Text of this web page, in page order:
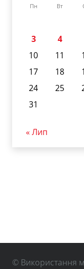
Пн Вт
3
4
10
11
17
18
24
25
31
« Лип
© Використання